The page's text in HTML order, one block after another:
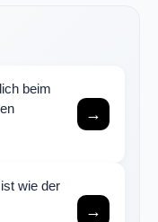
beim
→
wie der
→